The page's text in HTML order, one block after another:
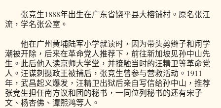
张竞生1888年出生在广东省饶平县大榕铺村。原名张江
流，学名张公室。
他在广州黄埔陆军小学就读时，因为带头剪辫子和闹学
潮被开除，后来在革命党人推荐下，前往新加坡见孙中山先
生。此后他入读京师大学堂，并接触当时的汪精卫等革命党
人。汪谋刺摄政王被捕后，张竞生曾参与营救活动。1911
年，武昌起义爆发，汪精卫出狱后亲自写信给孙中山，推荐
张竞生担任南方议和团的秘书，一同位列秘书的还有宋子
文、杨杏佛、谭熙鸿等人。